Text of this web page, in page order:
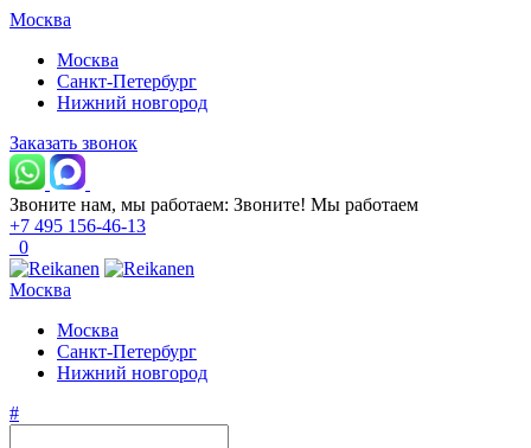
Москва
Москва
Санкт-Петербург
Нижний новгород
Заказать звонок
Звоните нам, мы работаем: Звоните! Мы работаем
+7 495 156-46-13
0
Москва
Москва
Санкт-Петербург
Нижний новгород
#